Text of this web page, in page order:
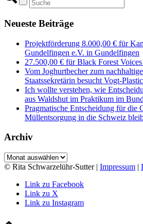
Neueste Beiträge
Projektförderung 8.000,00 € für
Gundelfingen e.V. in Gundelfingen
27.500,00 € für Black Forest
Vom Joghurtbecher zum
Staatssekretärin besucht Vogt-
Ich wollte verstehen, wie
aus Waldshut im Praktikum im
Pragmatische Entscheidung für die
Müllentsorgung in die Schweiz
Archiv
Archiv
© Rita Schwarzelühr-Sutter | Impressum |
Link zu Facebook
Link zu X
Link zu Instagram